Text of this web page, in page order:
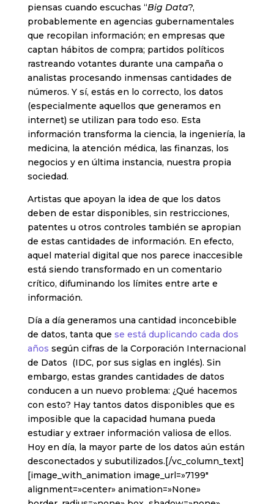
piensas cuando escuchas “Big Data?,
probablemente en agencias gubernamentales
que recopilan información; en empresas que
captan hábitos de compra; partidos políticos
rastreando votantes durante una campaña o
analistas procesando inmensas cantidades de
números. Y sí, estás en lo correcto, los datos
(especialmente aquellos que generamos en
internet) se utilizan para todo eso. Esta
información transforma la ciencia, la ingeniería, la
medicina, la atención médica, las finanzas, los
negocios y en última instancia, nuestra propia
sociedad.
Artistas que apoyan la idea de que los datos
deben de estar disponibles, sin restricciones,
patentes u otros controles también se apropian
de estas cantidades de información. En efecto,
aquel material digital que nos parece inaccesible
está siendo transformado en un comentario
crítico, difuminando los límites entre arte e
información.
Día a día generamos una cantidad inconcebible
de datos, tanta que se está duplicando cada dos
años según cifras de la Corporación Internacional
de Datos (IDC, por sus siglas en inglés). Sin
embargo, estas grandes cantidades de datos
conducen a un nuevo problema: ¿Qué hacemos
con esto? Hay tantos datos disponibles que es
imposible que la capacidad humana pueda
estudiar y extraer información valiosa de ellos.
Hoy en día, la mayor parte de los datos aún están
desconectados y subutilizados.[/vc_column_text]
[image_with_animation image_url=»7199″
alignment=»center» animation=»None»